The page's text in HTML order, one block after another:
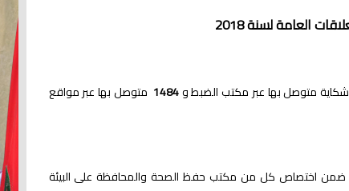
العامة لسنة 2018
شكاية متوصل بها عبر مكتب الضبط و1484 متوصل بها عبر مواقع
ضمن اختصاص كل من مكتب حفظ الصحة والمحافظة على البيئة